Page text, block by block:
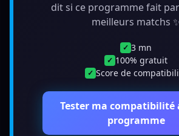
dit si ce programme fait
meilleurs matchs
✓ 3 mn
✓ 100% gratuit
✓ Score de
Tester ma compatibilité
programme